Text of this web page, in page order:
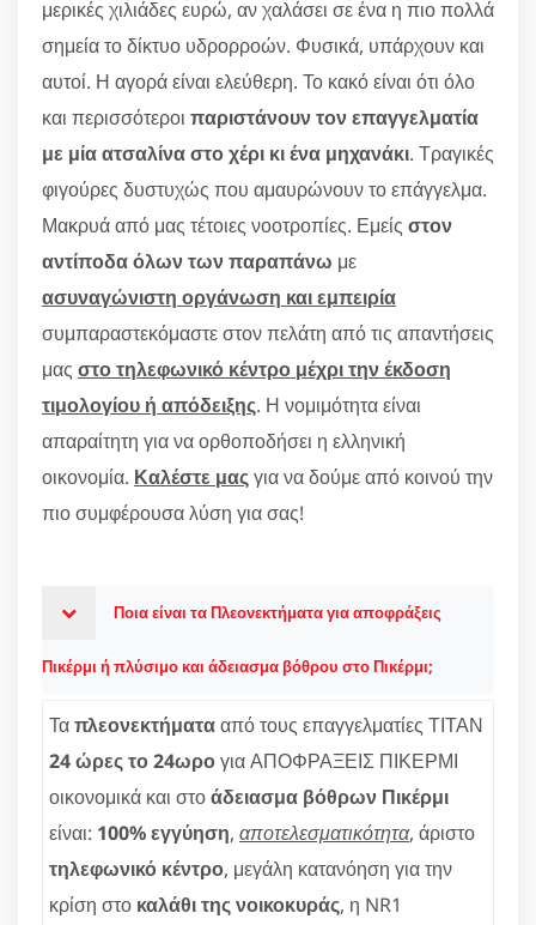
μερικές χιλιάδες ευρώ, αν χαλάσει σε ένα η πιο πολλά
σημεία το δίκτυο υδρορροών. Φυσικά, υπάρχουν και
αυτοί. Η αγορά είναι ελεύθερη. Το κακό είναι ότι όλο
και περισσότεροι παριστάνουν τον επαγγελματία
με μία ατσαλίνα στο χέρι κι ένα μηχανάκι. Τραγικές
φιγούρες δυστυχώς που αμαυρώνουν το επάγγελμα.
Μακρυά από μας τέτοιες νοοτροπίες. Εμείς στον
αντίποδα όλων των παραπάνω με
ασυναγώνιστη οργάνωση και εμπειρία
συμπαραστεκόμαστε στον πελάτη από τις απαντήσεις
μας στο τηλεφωνικό κέντρο μέχρι την έκδοση
τιμολογίου ή απόδειξης. Η νομιμότητα είναι
απαραίτητη για να ορθοποδήσει η ελληνική
οικονομία. Καλέστε μαςγια να δούμε από κοινού την
πιο συμφέρουσα λύση για σας!
Ποια είναι τα Πλεονεκτήματα για αποφράξεις
Πικέρμι ή πλύσιμο και άδειασμα βόθρου στο Πικέρμι;
Ταπλεονεκτήματααπό τους επαγγελματίες ΤΙΤΑΝ
24 ώρες το 24ωρογια ΑΠΟΦΡΑΞΕΙΣ ΠΙΚΕΡΜΙ
οικονομικά και στοάδειασμα βόθρων Πικέρμι
είναι: 100% εγγύηση, αποτελεσματικότητα, άριστο
τηλεφωνικό κέντρο, μεγάλη κατανόηση για την
κρίση στο καλάθι της νοικοκυράς, η NR1